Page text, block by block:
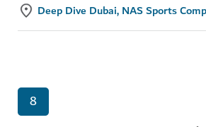
Deep Dive Dubai, NAS Sports
8